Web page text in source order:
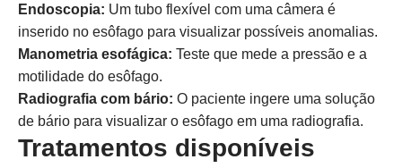
Endoscopia: Um tubo flexível com uma câmera é
inserido no esôfago para visualizar possíveis anomalias.
Manometria esofágica: Teste que mede a pressão e a
motilidade do esôfago.
Radiografia com bário: O paciente ingere uma solução
de bário para visualizar o esôfago em uma radiografia.
Tratamentos disponíveis